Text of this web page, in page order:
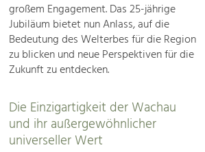
Public Transport and
Value Added.
großem Engagement. Das 25-jährige
Jubiläum bietet nun Anlass, auf die
Bedeutung des Welterbes für die Region
zu blicken und neue Perspektiven für die
Zukunft zu entdecken.
Die Einzigartigkeit der Wachau
und ihr außergewöhnlicher
universeller Wert